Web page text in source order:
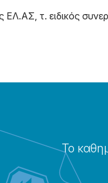
τ. ειδικός
Το